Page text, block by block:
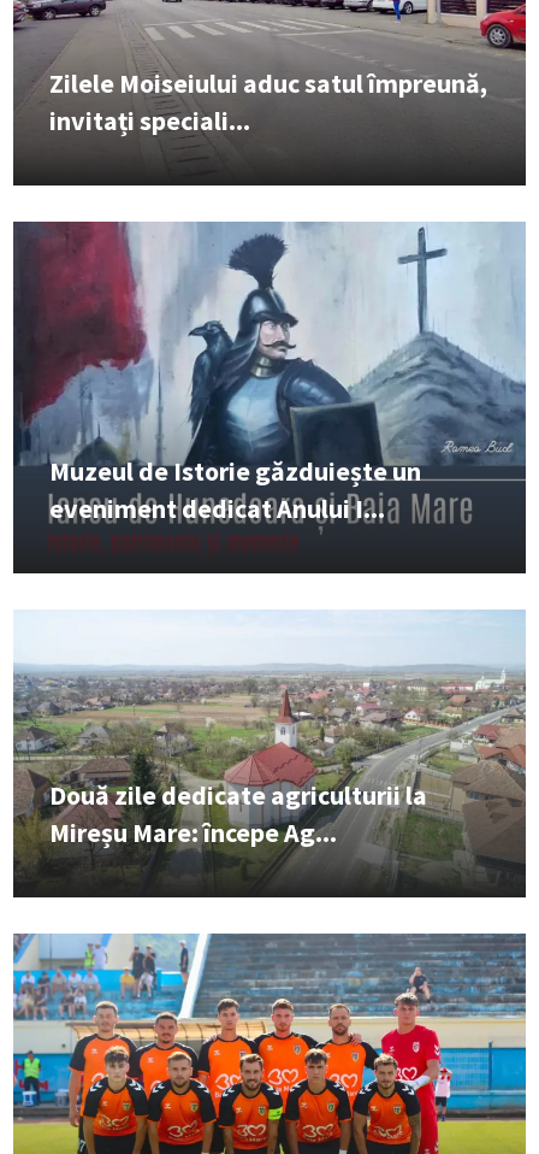
Zilele Moiseiului aduc satul împreună,
invitați speciali...
Muzeul de Istorie găzduiește un
eveniment dedicat Anului I...
Două zile dedicate agriculturii la
Mireșu Mare: începe Ag...